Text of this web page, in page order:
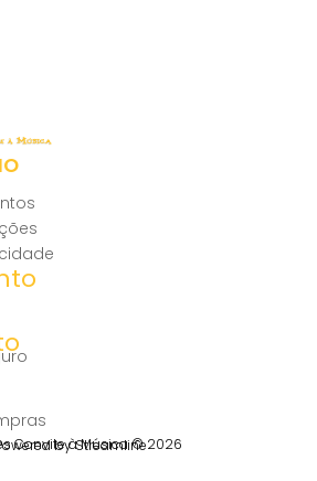
Convite à Música © 2026
by Streamline